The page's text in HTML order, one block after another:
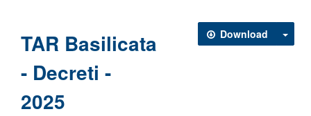
Download
TAR Basilicata
- Decreti -
2025